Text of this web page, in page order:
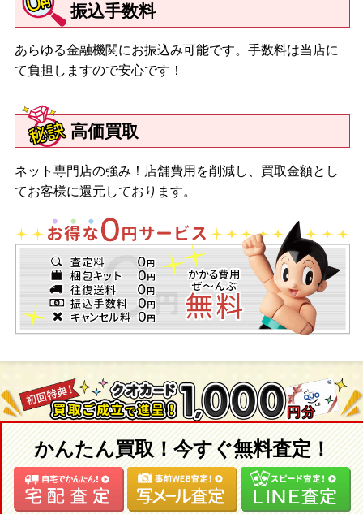
振込手数料
あらゆる金融機関にお振込み可能です。手数料は当店に
て負担しますので安心です！
高価買取
ネット専門店の強み！店舗費用を削減し、買取金額とし
てお客様に還元しております。
かんたん買取！今すぐ無料査定！